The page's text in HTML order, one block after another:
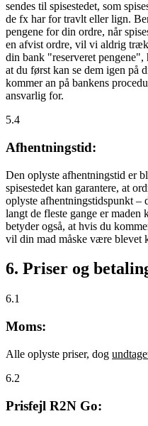
sendes til spisestedet, som
de fx har for travlt eller lign.
pengene for din ordre, når
en afvist ordre, vil vi aldrig
din bank "reserveret
at du først kan se dem igen på
kommer an på bankens
ansvarlig for.
5.4
Afhentningstid:
Den oplyste afhentningstid er
spisestedet kan garantere, at
oplyste afhentningstidspunkt –
langt de fleste gange er
betyder også, at hvis du
vil din mad måske være blevet
6. Priser og
6.1
Moms:
Alle oplyste priser, dog
6.2
Prisfejl R2N Go: